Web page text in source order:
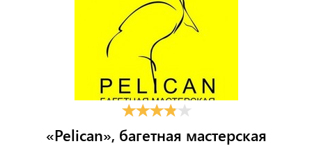
«Pelican», багетная мастерская